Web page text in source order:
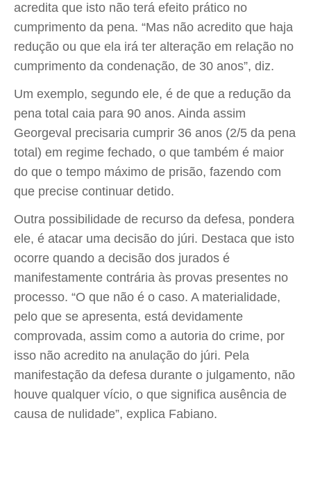
acredita que isto não terá efeito prático no
cumprimento da pena. “Mas não acredito que haja
redução ou que ela irá ter alteração em relação no
cumprimento da condenação, de 30 anos”, diz.
Um exemplo, segundo ele, é de que a redução da
pena total caia para 90 anos. Ainda assim
Georgeval precisaria cumprir 36 anos (2/5 da pena
total) em regime fechado, o que também é maior
do que o tempo máximo de prisão, fazendo com
que precise continuar detido.
Outra possibilidade de recurso da defesa, pondera
ele, é atacar uma decisão do júri. Destaca que isto
ocorre quando a decisão dos jurados é
manifestamente contrária às provas presentes no
processo. “O que não é o caso. A materialidade,
pelo que se apresenta, está devidamente
comprovada, assim como a autoria do crime, por
isso não acredito na anulação do júri. Pela
manifestação da defesa durante o julgamento, não
houve qualquer vício, o que significa ausência de
causa de nulidade”, explica Fabiano.